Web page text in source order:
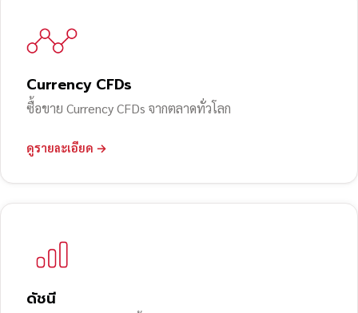
Currency CFDs
ซื้อขาย Currency CFDs จากตลาดทั่วโลก
ดูรายละเอียด →
ดัชนี